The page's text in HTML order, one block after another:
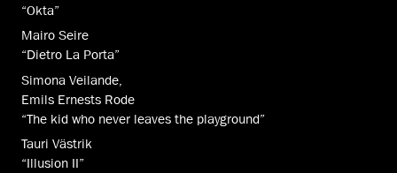
“Okta”
Mairo Seire
“Dietro La Porta”
Simona Veilande,
Emils Ernests Rode
“The kid who never leaves the playground”
Tauri Västrik
“Illusion II”